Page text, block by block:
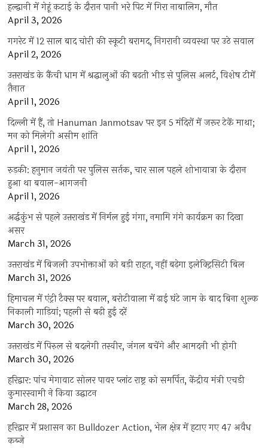
हल्द्वानी में गेहूं कटाई के दौरान पानी भरे पिट में गिरा नाबालिग, मौत
April 3, 2026
गगरेट में 12 साल बाद चोरी की स्कूटी बरामद, निगरानी व्यवस्था पर उठे सवाल
April 2, 2026
उत्तराखंड के कैंची धाम में श्रद्धालुओं की बढ़ती भीड़ से पुलिस अलर्ट, विशेष टीमें
तैनात
April 1, 2026
दिल्ली में हैं, तो Hanuman Janmotsav पर इन 5 मंदिरों में जरूर टेकें माथा;
मन को मिलेगी असीम शांति
April 1, 2026
रुड़की: हनुमान जयंती पर पुलिस सर्तक, चार साल पहले शोभायात्रा के दौरान
हुआ था बवाल-आगजनी
April 1, 2026
अर्द्धकुंभ से पहले उत्तराखंड में निर्मल हुई गंगा, नमामि गंगे कार्यक्रम का दिखा
असर
March 31, 2026
उत्तराखंड में बिजली उपभोक्ताओं को बड़ी राहत, नहीं बढ़ेगा इलेक्ट्रिसिटी बिल
March 31, 2026
हिमाचल में एंट्री टैक्स पर बवाल, बरोटीवाला में ढाई घंटे जाम के बाद बिना शुल्क
निकाली गाड़ियां; पहली से बढ़ी हुई दरें
March 30, 2026
उत्तराखंड में पिरुल से बदलेगी तस्वीर, जंगल बचेंगे और आमदनी भी होगी
March 30, 2026
हरिद्वार: पांच मेगावाट सोलर पावर प्लांट राष्ट्र को समर्पित, केंद्रीय मंत्री एचडी
कुमारस्वामी ने किया उद्घाटन
March 28, 2026
हरिद्वार में प्रशासन का Bulldozer Action, भेल क्षेत्र में हटाए गए 47 अवैध
कब्जे